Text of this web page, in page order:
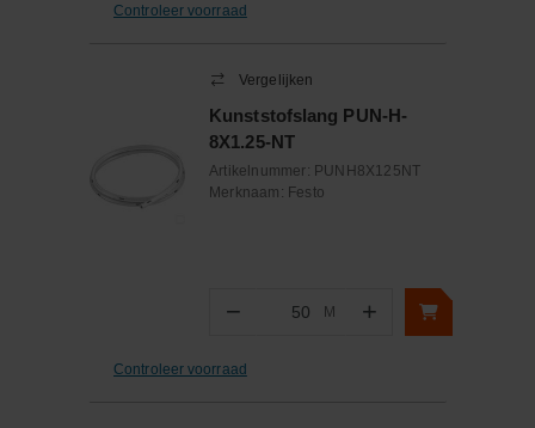
Controleer voorraad
Vergelijken
Kunststofslang PUN-H-
8X1.25-NT
Artikelnummer: PUNH8X125NT
Merknaam: Festo
− Aantal
M +
Controleer voorraad